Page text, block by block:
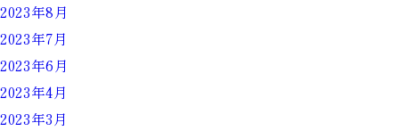
2023年8月
2023年7月
2023年6月
2023年4月
2023年3月